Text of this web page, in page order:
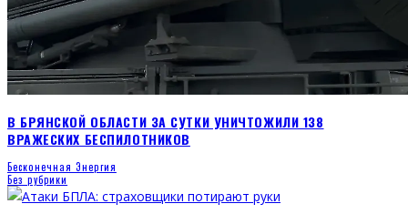
В БРЯНСКОЙ ОБЛАСТИ ЗА СУТКИ УНИЧТОЖИЛИ 138
ВРАЖЕСКИХ БЕСПИЛОТНИКОВ
Бесконечная Энергия
Без рубрики